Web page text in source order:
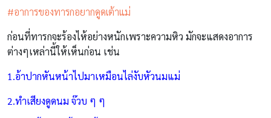
#อาการของทารกอยากดูดเต้าแม่
ก่อนที่ทารกจะร้องไห้อย่างหนักเพราะความหิว มักจะแสดงอาการ
ต่างๆเหล่านี้ให้เห็นก่อน เช่น
1.อ้าปากหันหน้าไปมาเหมือนไล่งับหัวนมแม่
2.ทำเสียงดูดนม จ๊วบ ๆ ๆ